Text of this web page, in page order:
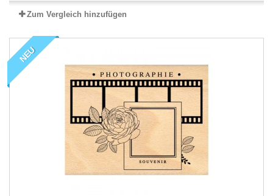
Zum Vergleich hinzufügen
NEU